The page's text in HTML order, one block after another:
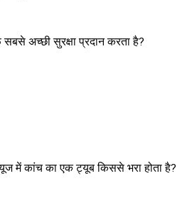
अच्छी सुरक्षा प्रदान करता है?
में कांच का एक ट्यूब किससे भरा होता है?